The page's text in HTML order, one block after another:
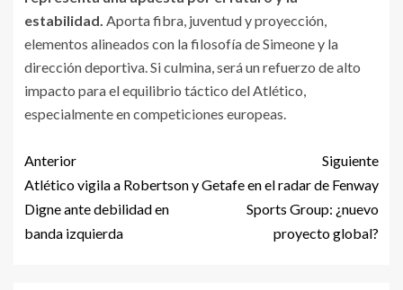
estabilidad. Aporta fibra, juventud y proyección,
elementos alineados con la filosofía de Simeone y la
dirección deportiva. Si culmina, será un refuerzo de alto
impacto para el equilibrio táctico del Atlético,
especialmente en competiciones europeas.
Anterior
Atlético vigila a Robertson y
Digne ante debilidad en
banda izquierda
Siguiente
Getafe en el radar de Fenway
Sports Group: ¿nuevo
proyecto global?